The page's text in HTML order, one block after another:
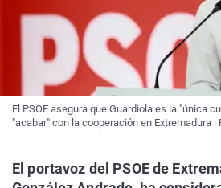
El PSOE asegura que Guardiola es la "única
"acabar" con la cooperación en Extremadura |
El portavoz del PSOE de